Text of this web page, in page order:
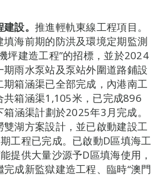
設。 推進輕軌東線工程項目。
海前期的防洪及環境定期監測
坪建造工程”的招標，並於2024
雨水泵站及泵站外圍道路鋪設
箱涵渠已全部完成，內港南工
共箱涵渠1,105米，已完成896
涵渠計劃於2025年3月完成。
湖方案設計，並已啟動建設工
工程已完成。已啟動D區填海工
提供大量沙源予D區填海使用，
成新監獄建造工程、臨時“澳門